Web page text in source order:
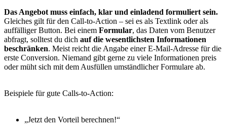
Das Angebot muss einfach, klar und einladend formuliert sein.
Gleiches gilt für den Call-to-Action – sei es als Textlink oder als
auffälliger Button. Bei einem Formular, das Daten vom Benutzer
abfragt, solltest du dich auf die wesentlichsten Informationen
beschränken. Meist reicht die Angabe einer E-Mail-Adresse für die
erste Conversion. Niemand gibt gerne zu viele Informationen preis
oder müht sich mit dem Ausfüllen umständlicher Formulare ab.
Beispiele für gute Calls-to-Action:
„Jetzt den Vorteil berechnen!“